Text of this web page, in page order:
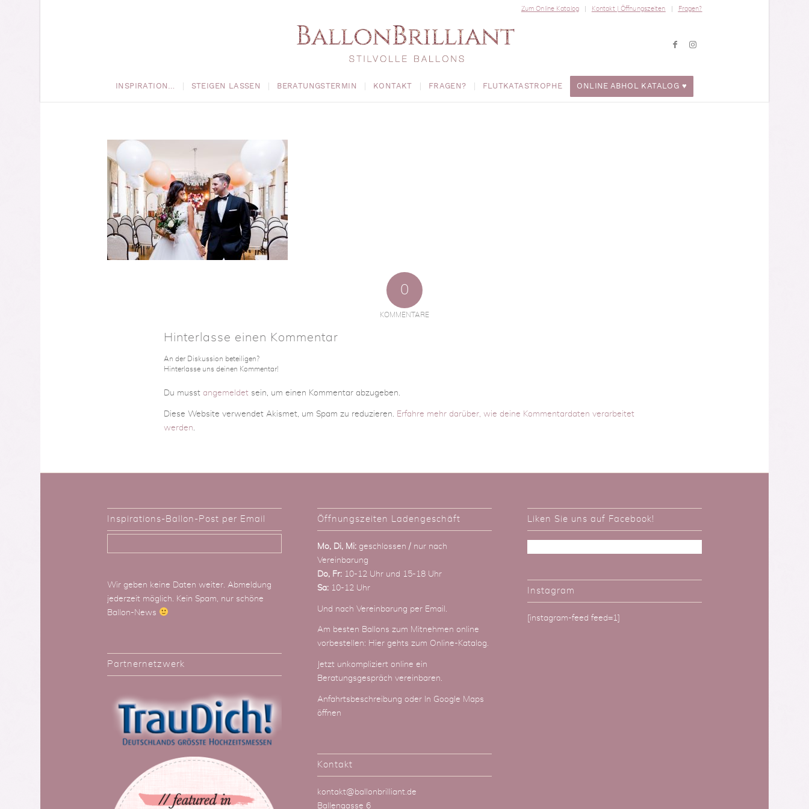
Zum Online Katalog Kontakt | Öffnungszeiten Fragen?
INSPIRATION… STEIGEN LASSEN BERATUNGSTERMIN KONTAKT FRAGEN? FLUTKATASTROPHE ONLINE ABHOL KATALOG ♥
0
KOMMENTARE
Hinterlasse einen Kommentar
An der Diskussion beteiligen?
Hinterlasse uns deinen Kommentar!
Du musst angemeldet sein, um einen Kommentar abzugeben.
Diese Website verwendet Akismet, um Spam zu reduzieren.
Erfahre mehr darüber, wie deine Kommentardaten verarbeitet
werden
Inspirations-Ballon-Post per Email
Wir geben keine Daten weiter. Abmeldung
jederzeit möglich. Kein Spam, nur schöne
Ballon-News
Partnernetzwerk
Öffnungszeiten Ladengeschäft
Mo, Di, Mi:geschlossen / nur nach
Vereinbarung
Do, Fr:10-12 Uhr und 15-18 Uhr
Sa:10-12 Uhr
Und nach Vereinbarung per Email
Am besten Ballons zum Mitnehmen online
vorbestellen: Hier gehts zum Online-Katalog.
Jetzt unkompliziert online ein
Beratungsgespräch vereinbaren.
Anfahrtsbeschreibung oder In Google Maps
öffnen
Kontakt
kontakt@ballonbrilliant.de
Ballengasse 6
Liken Sie uns auf Facebook!
Instagram
[instagram-feed feed=1]